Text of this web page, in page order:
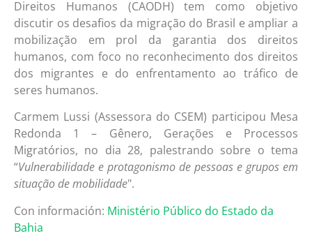
Direitos Humanos (CAODH) tem como objetivo
discutir os desafios da migração do Brasil e ampliar a
mobilização em prol da garantia dos direitos
humanos, com foco no reconhecimento dos direitos
dos migrantes e do enfrentamento ao tráfico de
seres humanos.
Carmem Lussi (Assessora do CSEM) participou Mesa
Redonda 1 – Gênero, Gerações e Processos
Migratórios, no dia 28, palestrando sobre o tema
“Vulnerabilidade e protagonismo de pessoas e grupos em
situação de mobilidade".
Con información: Ministério Público do Estado da
Bahia